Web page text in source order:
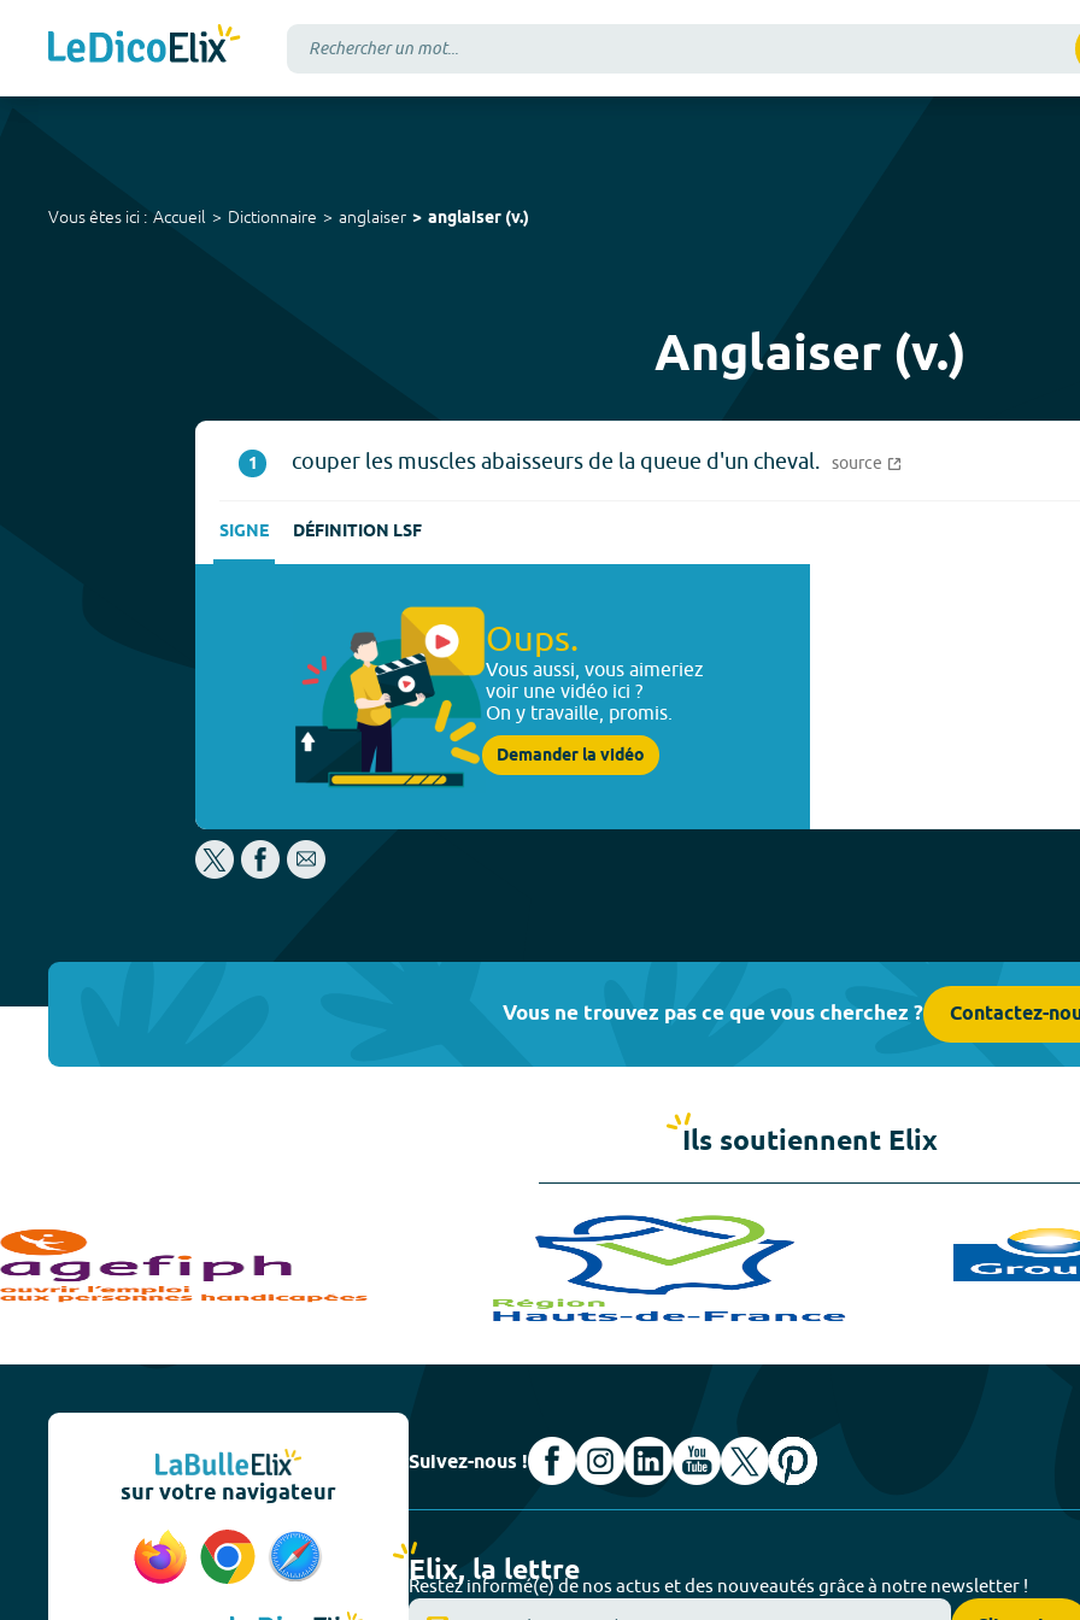
Vous êtes ici : Accueil Dictionnaire anglaiser anglaiser (v.)
Anglaiser (v.)
1 couper les muscles abaisseurs de la queue d'un cheval. source
SIGNE DÉFINITION LSF
Oups.
Vous aussi, vous aimeriez
voir une vidéo ici ?
On y travaille, promis.
Demander la vidéo
Vous ne trouvez pas ce que vous cherchez ? Contactez-
Ils soutiennent Elix
sur votre navigateur
Suivez-nous !
Elix, la lettre
Restez informé(e) de nos actus et des nouveautés grâce à notre newsletter !